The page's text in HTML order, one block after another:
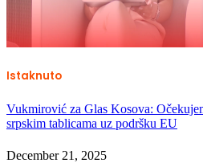
Istaknuto
Vukmirović za Glas Kosova:
srpskim tablicama uz podršku EU
December 21, 2025